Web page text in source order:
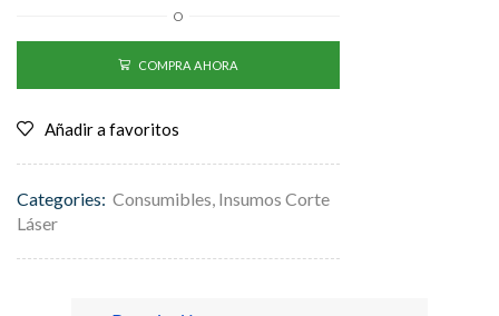
O
COMPRA AHORA
Añadir a favoritos
Categories: Consumibles, Insumos Corte
Láser